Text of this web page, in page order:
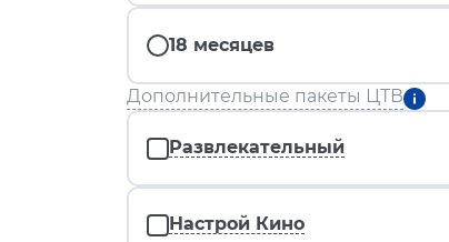
18 месяцев
Дополнительные пакеты ЦТВ
Развлекательный
Настрой Кино